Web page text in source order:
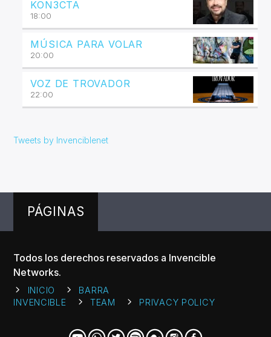
KON3CTA
18:00
MÚSICA PARA VOLAR
20:00
VOZ DE TROVADOR
22:00
Tweets by Invenciblenet
PÁGINAS
Todos los derechos reservados a Invencible
Networks.
INICIO
BARRA
INVENCIBLE
TEAM PRIVACY POLICY